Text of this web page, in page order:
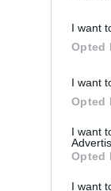
I want
Opted
I want
Opted
I want
Opted
I want
il
non è solo
allo
coordinazione
i loro